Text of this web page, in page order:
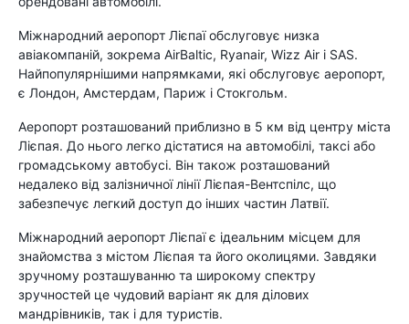
Міжнародний аеропорт Лієпаї обслуговує низка
авіакомпаній, зокрема AirBaltic, Ryanair, Wizz Air і SAS.
Найпопулярнішими напрямками, які обслуговує аеропорт,
є Лондон, Амстердам, Париж і Стокгольм.
Аеропорт розташований приблизно в 5 км від центру міста
Лієпая. До нього легко дістатися на автомобілі, таксі або
громадському автобусі. Він також розташований
недалеко від залізничної лінії Лієпая-Вентспілс, що
забезпечує легкий доступ до інших частин Латвії.
Міжнародний аеропорт Лієпаї є ідеальним місцем для
знайомства з містом Лієпая та його околицями. Завдяки
зручному розташуванню та широкому спектру
зручностей це чудовий варіант як для ділових
мандрівників, так і для туристів.